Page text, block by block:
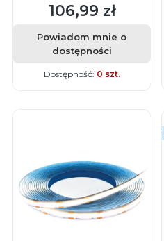
Cena
106,99 zł
Powiadom mnie o
dostępności
Dostępność: 0 szt.